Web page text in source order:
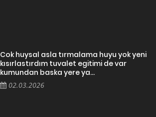
Cok huysal asla tırmalama huyu yok yeni
kısırlastırdım tuvalet egitimi de var
kumundan baska yere ya...
02.03.2026